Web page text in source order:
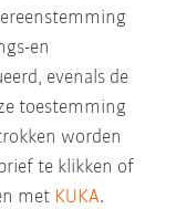
en
evenals de
toestemming
worden
te klikken of
met KUKA.